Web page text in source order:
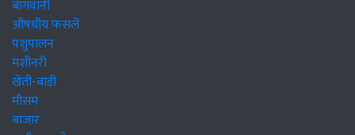
बागवानी
औषधीय फसलें
पशुपालन
मशीनरी
खेती-बाड़ी
मौसम
बाजार